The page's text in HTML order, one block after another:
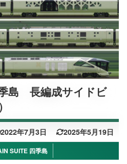
島 長編成サイドビ
2022年7月3日 2025年5月19日
SUITE 四季島